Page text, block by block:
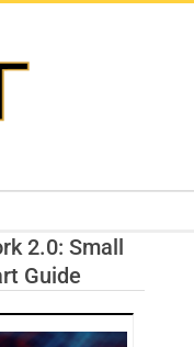
2.0: Small
Guide